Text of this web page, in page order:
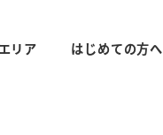
エリア はじめての方へ